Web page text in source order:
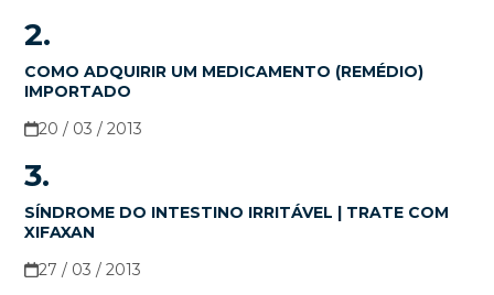
2.
COMO ADQUIRIR UM MEDICAMENTO (REMÉDIO)
IMPORTADO
20 / 03 / 2013
3.
SÍNDROME DO INTESTINO IRRITÁVEL | TRATE COM
XIFAXAN
27 / 03 / 2013